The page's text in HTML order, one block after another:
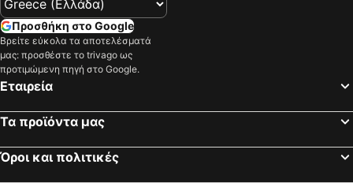
Προσθήκη στο Google
Βρείτε εύκολα τα αποτελέσματά
μας: προσθέστε το trivago ως
προτιμώμενη πηγή στο Google.
Εταιρεία
Τα προϊόντα μας
Όροι και πολιτικές